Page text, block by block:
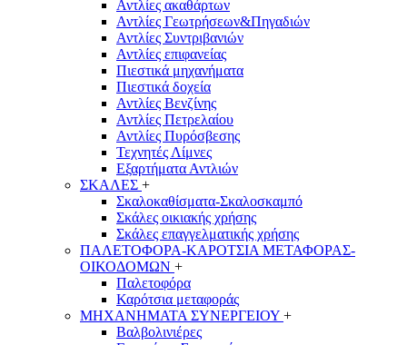
Αντλίες ακαθάρτων
Αντλίες Γεωτρήσεων&Πηγαδιών
Αντλίες Συντριβανιών
Αντλίες επιφανείας
Πιεστικά μηχανήματα
Πιεστικά δοχεία
Αντλίες Βενζίνης
Αντλίες Πετρελαίου
Αντλίες Πυρόσβεσης
Τεχνητές Λίμνες
Εξαρτήματα Αντλιών
ΣΚΑΛΕΣ +
Σκαλοκαθίσματα-Σκαλοσκαμπό
Σκάλες οικιακής χρήσης
Σκάλες επαγγελματικής χρήσης
ΠΑΛΕΤΟΦΟΡΑ-ΚΑΡΟΤΣΙΑ ΜΕΤΑΦΟΡΑΣ-
ΟΙΚΟΔΟΜΩΝ +
Παλετοφόρα
Καρότσια μεταφοράς
ΜΗΧΑΝΗΜΑΤΑ ΣΥΝΕΡΓΕΙΟΥ +
Βαλβολινιέρες